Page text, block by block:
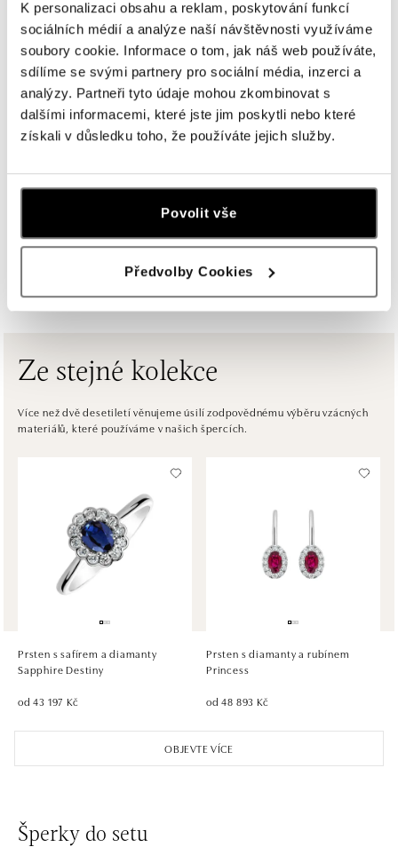
K personalizaci obsahu a reklam, poskytování funkcí
sociálních médií a analýze naší návštěvnosti využíváme
soubory cookie. Informace o tom, jak náš web používáte,
sdílíme se svými partnery pro sociální média, inzerci a
analýzy. Partneři tyto údaje mohou zkombinovat s
dalšími informacemi, které jste jim poskytli nebo které
získali v důsledku toho, že používáte jejich služby.
Povolit vše
Předvolby Cookies
dnes otevřeno od 10:00
ALOve Westfield Černý most, Praha 9
Chlumecká 765/6, 198 19 Praha 9
tel.: +420735703904
dnes otevřeno od 09:00
ALOve Westfield, Praha 4 - Chodov
Roztylská 2321/19, 148 00 Praha 4 - Chodov
ALOve OC Aupark, Bratislava
Einsteinova 3541/18, 851 01 Bratislava
ALOve OC Eurovea, Bratislava
Pribinova 8, 811 09 Bratislava
tel.: +421917090467
HALADA OC Avion, Bratislava
Ivanská cesta 16, 821 04 Bratislava
tel.: +421 917 090 372
dnes otevřeno od 10:00
Pribinova 8, 811 09 Bratislava
dnes otevřeno od 10:00
ZOBRAZIT VŠECHNY BUTIKY
Ze stejné kolekce
Více než dvě desetiletí věnujeme úsilí zodpovědnému výběru vzácných
materiálů, které používáme v našich špercích.
OBJEVTE VÍCE
Prsten s safírem a diamanty
Sapphire Destiny
od 43 197 Kč
Prsten s diamanty a rubínem
Princess
od 48 893 Kč
Šperky do setu